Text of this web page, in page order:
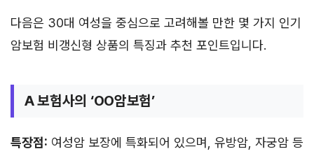
다음은 30대 여성을 중심으로 고려해볼 만한 몇 가지 인기
암보험 비갱신형 상품의 특징과 추천 포인트입니다.
A 보험사의 ‘OO암보험’
특장점: 여성암 보장에 특화되어 있으며, 유방암, 자궁암 등